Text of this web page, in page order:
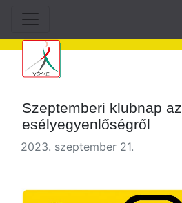
Szeptemberi klubnap az
esélyegyenlőségről
2023. szeptember 21.